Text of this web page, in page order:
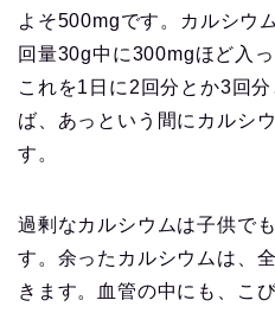
よそ500mgです。カルシウ
回量30g中に300mgほど入
これを1日に2回分とか3回
ば、あっという間にカルシ
す。
過剰なカルシウムは子供で
す。余ったカルシウムは、
きます。血管の中にも、こ